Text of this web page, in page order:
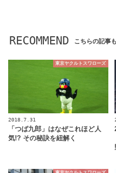
RECOMMEND こちらの記事
東京ヤクルトスワローズ
2018.7.31
「つば九郎」はなぜこれほど人
気!? その秘訣を紐解く